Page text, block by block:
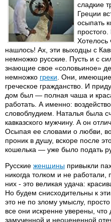
сладкие
Греции
осыпать
Хотелось
нашлось! Ах, эти выходцы с
немножко русские. Пусть и с
знающие свое «соловьиное»
немножко греки . Они, имеющие
греческое гражданство. И
дом был — полная чаша и
работать. А именно:
словоблудием. Наталья была
кавказского мужчину. А он
Осыпая ее словами о любви,
проник в душу, вскоре после
кошелька — уже было подать
Русские женщины привыкли
никогда толком и не
них - это великая удача:
Но будем снисходительны к
это не по злому умыслу,
все они искренне уверены,
замученной и неоцененной